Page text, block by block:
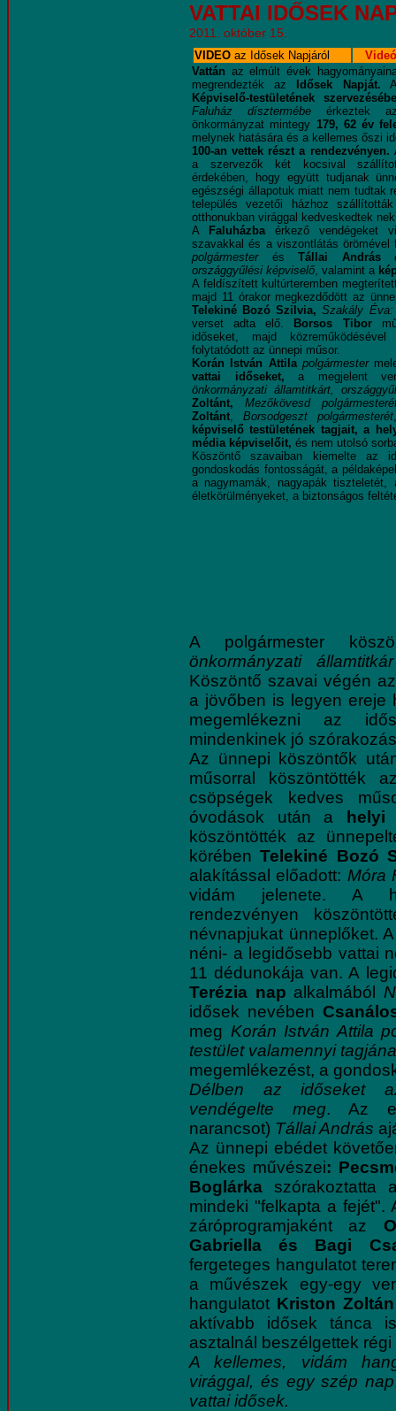
VATTAI IDŐSEK
2011. október 15.
VIDEO az Idősek Napjáról
Vattán az elmúlt évek
megrendezték az
Idősek Napját.
Képviselő-testületének
Faluház dísztermébe érkeztek
önkormányzat mintegy 179, 62 év
melynek hatására és a kellemes őszi
100-an vettek részt a rendezvényen.
a szervezők két kocsival
érdekében, hogy együtt tudjanak
egészségi állapotuk miatt nem tudtak
település vezetői házhoz
otthonukban virággal kedveskedtek
A
Faluházbaérkező vendégeket
szavakkal és a viszontlátás örömével
polgármester
ésTállai András
országgyűlési képviselő, valamint a
A feldíszített kultúrteremben
majd 11 órakor megkezdődött az
Telekiné Bozó Szilvia,Szakály
verset adta elő.
Borsos Tibor
időseket, majd
folytatódott az ünnepi műsor.
Korán István Attila polgármester
vattai időseket, a megjelent
önkormányzati államtitkárt,
Zoltánt,
Mezőkövesd
Zoltánt,Borsodgeszt polgármesterét
képviselő testületének tagjait, a
média képviselőit, és nem utolsó
Köszöntő szavaiban kiemelte az
gondoskodás fontosságát, a
a nagymamák, nagyapák
életkörülményeket, a biztonságos
A polgármester
önkormányzati államtitkár
Köszöntő szavai végén
a jövőben is legyen ereje
megemlékezni az
mindenkinek jó
Az ünnepi köszöntők
műsorral köszöntötték
csöpségek kedves
óvodások után a
helyi
köszöntötték az
körébenTelekiné Bozó
alakítással előadott: Móra
vidám jelenete. A
rendezvényen
névnapjukat ünneplőket.
néni- a legidősebb vattai
11 dédunokája van. A
Terézia nap alkalmából
idősek nevében
meg Korán István Attila
testület valamennyi
megemlékezést, a
Délben az időseket
vendégelte meg. Az
narancsot) Tállai András
Az ünnepi ebédet
énekes művészei:
Boglárka szórakoztatta
mindeki "felkapta a fejét".
záróprogramjaként az
Gabriella és Bagi
fergeteges hangulatot
a művészek egy-egy
hangulatot Kriston Zoltán
aktívabb idősek tánca
asztalnál beszélgettek
A kellemes, vidám
virággal, és egy szép
vattai idősek.